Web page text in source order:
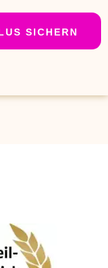
SICHERN